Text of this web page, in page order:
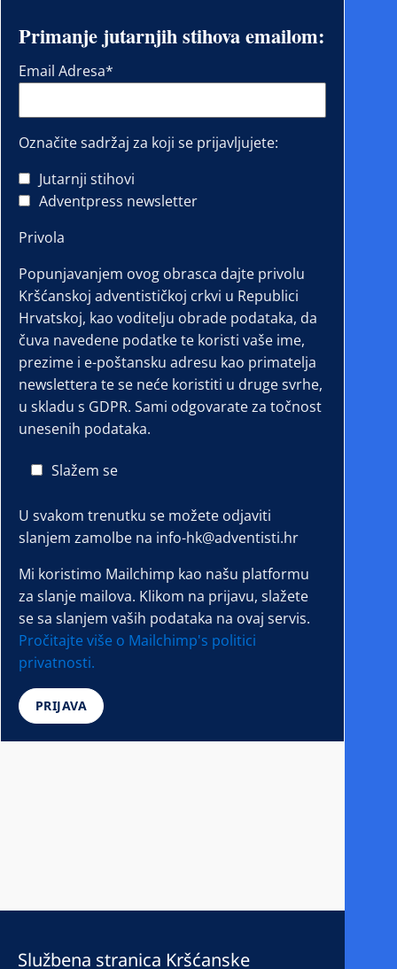
Primanje jutarnjih stihova emailom:
Email Adresa*
Označite sadržaj za koji se prijavljujete:
Jutarnji stihovi
Adventpress newsletter
Privola
Popunjavanjem ovog obrasca dajte privolu
Kršćanskoj adventističkoj crkvi u Republici
Hrvatskoj, kao voditelju obrade podataka, da
čuva navedene podatke te koristi vaše ime,
prezime i e-poštansku adresu kao primatelja
newslettera te se neće koristiti u druge svrhe,
u skladu s GDPR. Sami odgovarate za točnost
unesenih podataka.
Slažem se
U svakom trenutku se možete odjaviti
slanjem zamolbe na info-hk@adventisti.hr
Mi koristimo Mailchimp kao našu platformu
za slanje mailova. Klikom na prijavu, slažete
se sa slanjem vaših podataka na ovaj servis.
Pročitajte više o Mailchimp's politici
privatnosti.
Službena stranica Kršćanske